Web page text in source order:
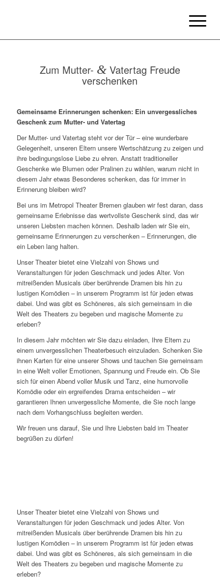
Zum Mutter- &Vatertag Freude
verschenken
Gemeinsame Erinnerungen schenken: Ein unvergessliches
Geschenk zum Mutter- und Vatertag
Der Mutter- und Vatertag steht vor der Tür – eine wunderbare
Gelegenheit, unseren Eltern unsere Wertschätzung zu zeigen und
ihre bedingungslose Liebe zu ehren. Anstatt traditioneller
Geschenke wie Blumen oder Pralinen zu wählen, warum nicht in
diesem Jahr etwas Besonderes schenken, das für immer in
Erinnerung bleiben wird?
Bei uns im Metropol Theater Bremen glauben wir fest daran, dass
gemeinsame Erlebnisse das wertvollste Geschenk sind, das wir
unseren Liebsten machen können. Deshalb laden wir Sie ein,
gemeinsame Erinnerungen zu verschenken – Erinnerungen, die
ein Leben lang halten.
Unser Theater bietet eine Vielzahl von Shows und
Veranstaltungen für jeden Geschmack und jedes Alter. Von
mitreißenden Musicals über berührende Dramen bis hin zu
lustigen Komödien – in unserem Programm ist für jeden etwas
dabei. Und was gibt es Schöneres, als sich gemeinsam in die
Welt des Theaters zu begeben und magische Momente zu
erleben?
In diesem Jahr möchten wir Sie dazu einladen, Ihre Eltern zu
einem unvergesslichen Theaterbesuch einzuladen. Schenken Sie
ihnen Karten für eine unserer Shows und tauchen Sie gemeinsam
in eine Welt voller Emotionen, Spannung und Freude ein. Ob Sie
sich für einen Abend voller Musik und Tanz, eine humorvolle
Komödie oder ein ergreifendes Drama entscheiden – wir
garantieren Ihnen unvergessliche Momente, die Sie noch lange
nach dem Vorhangschluss begleiten werden.
Wir freuen uns darauf, Sie und Ihre Liebsten bald im Theater
begrüßen zu dürfen!
Unser Theater bietet eine Vielzahl von Shows und
Veranstaltungen für jeden Geschmack und jedes Alter. Von
mitreißenden Musicals über berührende Dramen bis hin zu
lustigen Komödien – in unserem Programm ist für jeden etwas
dabei. Und was gibt es Schöneres, als sich gemeinsam in die
Welt des Theaters zu begeben und magische Momente zu
erleben?